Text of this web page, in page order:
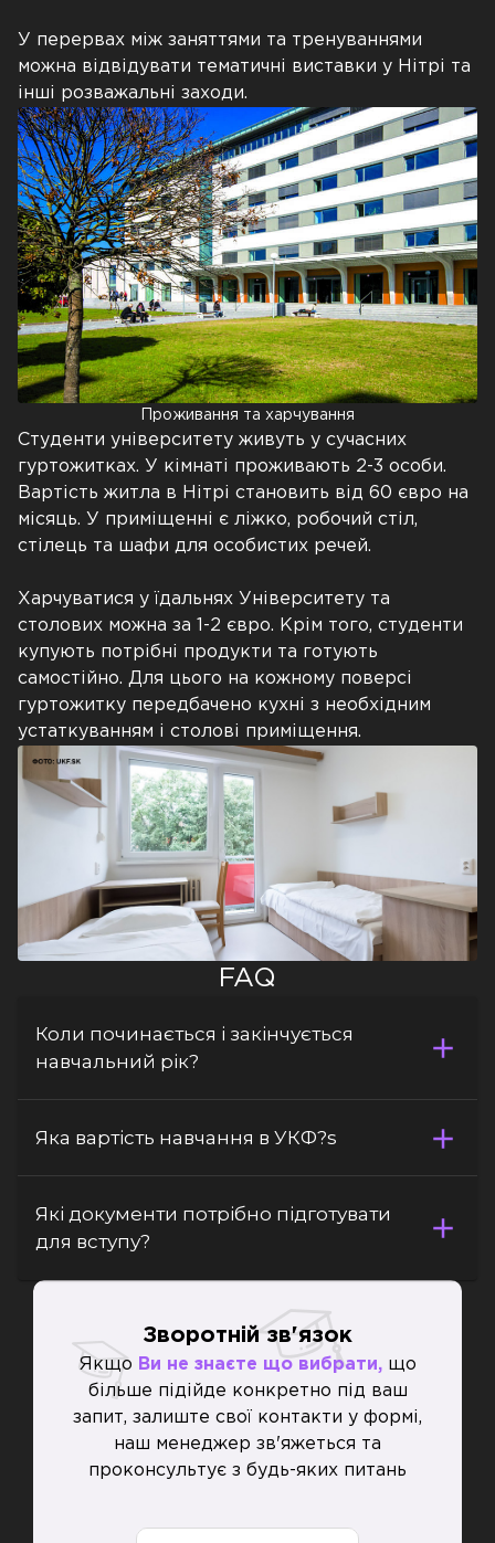
У перервах між заняттями та тренуваннями
можна відвідувати тематичні виставки у Нітрі та
інші розважальні заходи.
Проживання та харчування
Студенти університету живуть у сучасних
гуртожитках. У кімнаті проживають 2-3 особи.
Вартість житла в Нітрі становить від 60 євро на
місяць. У приміщенні є ліжко, робочий стіл,
стілець та шафи для особистих речей.
Харчуватися у їдальнях Університету та
столових можна за 1-2 євро. Крім того, студенти
купують потрібні продукти та готують
самостійно. Для цього на кожному поверсі
гуртожитку передбачено кухні з необхідним
устаткуванням і столові приміщення.
FAQ
Коли починається і закінчується
навчальний рік?
Яка вартість навчання в УКФ?s
Які документи потрібно підготувати
для вступу?
Зворотній зв'язок
Якщо Ви не знаєте що вибрати, що
більше підійде конкретно під ваш
запит, залиште свої контакти у формі,
наш менеджер зв'яжеться та
проконсультує з будь-яких питань